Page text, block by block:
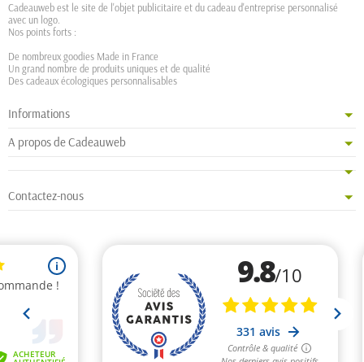
Cadeauweb est le site de l'objet publicitaire et du cadeau d'entreprise personnalisé
avec un logo.
Nos points forts :
De nombreux goodies Made in France
Un grand nombre de produits uniques et de qualité
Des cadeaux écologiques personnalisables
Informations
A propos de Cadeauweb
Contactez-nous